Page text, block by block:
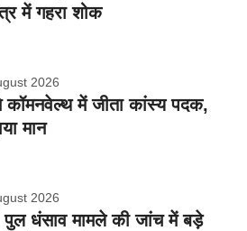
में गहरा शोक
2026
कॉमनवेल्थ में जीता कांस्य पदक,
मान
2026
धंसाव मामले की जांच में बड़े